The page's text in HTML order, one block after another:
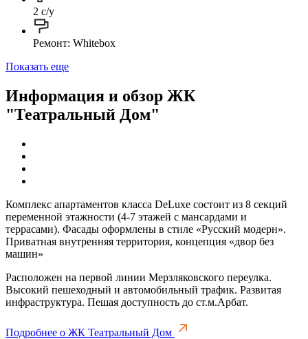
2 с/у
Ремонт: Whitebox
Показать еще
Информация и обзор ЖК
"Театральный Дом"
Комплекс апартаментов класса DeLuxe состоит из 8 секций
переменной этажности (4-7 этажей с мансардами и
террасами). Фасады оформлены в стиле «Русский модерн».
Приватная внутренняя территория, концепция «двор без
машин»
Расположен на первой линии Мерзляковского переулка.
Высокий пешеходный и автомобильный трафик. Развитая
инфраструктура. Пешая доступность до ст.м.Арбат.
Подробнее о ЖК Театральный Дом